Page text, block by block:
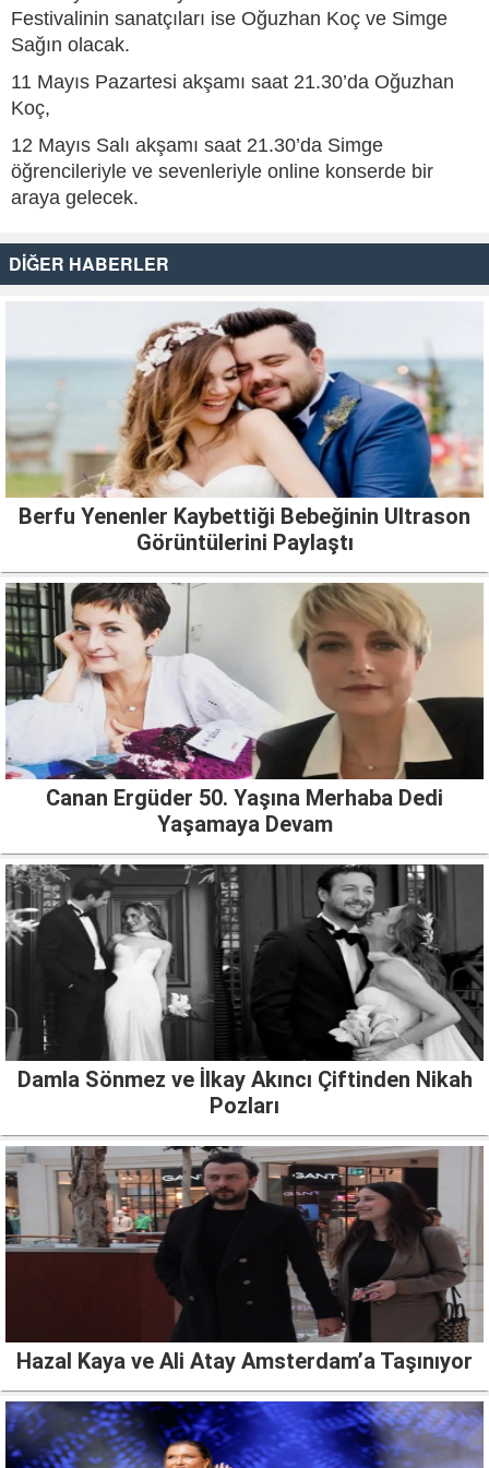
Festivalinin sanatçıları ise Oğuzhan Koç ve Simge
Sağın olacak.
11 Mayıs Pazartesi akşamı saat 21.30’da Oğuzhan
Koç,
12 Mayıs Salı akşamı saat 21.30’da Simge
öğrencileriyle ve sevenleriyle online konserde bir
araya gelecek.
DİĞER HABERLER
Berfu Yenenler Kaybettiği Bebeğinin Ultrason
Görüntülerini Paylaştı
Canan Ergüder 50. Yaşına Merhaba Dedi
Yaşamaya Devam
Damla Sönmez ve İlkay Akıncı Çiftinden Nikah
Pozları
Hazal Kaya ve Ali Atay Amsterdam’a Taşınıyor